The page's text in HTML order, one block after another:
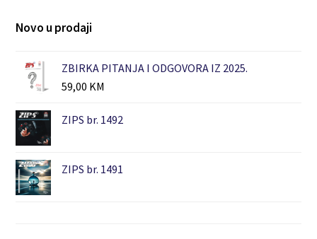
Novo u prodaji
ZBIRKA PITANJA I ODGOVORA IZ 2025.
59,00 KM
ZIPS br. 1492
ZIPS br. 1491